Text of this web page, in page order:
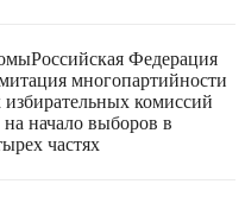
Российская Федерация
многопартийности
комиссий
начало выборов в
частях